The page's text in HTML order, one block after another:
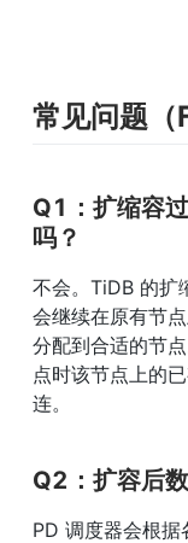
常见问题（
Q1：扩缩容
吗？
不会。TiDB 的扩
会继续在原有节
分配到合适的节
点时该节点上的
连。
Q2：扩容后
PD 调度器会根